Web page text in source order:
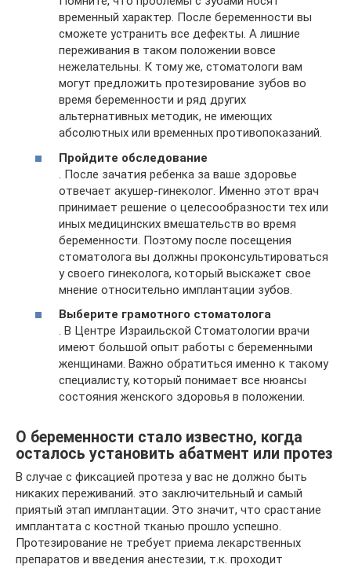
временный характер. После беременности вы
сможете устранить все дефекты. А лишние
переживания в таком положении вовсе
нежелательны. К тому же, стоматологи вам
могут предложить протезирование зубов во
время беременности и ряд других
альтернативных методик, не имеющих
абсолютных или временных противопоказаний.
Пройдите обследование
. После зачатия ребенка за ваше здоровье
отвечает акушер-гинеколог. Именно этот врач
принимает решение о целесообразности тех или
иных медицинских вмешательств во время
беременности. Поэтому после посещения
стоматолога вы должны проконсультироваться
у своего гинеколога, который выскажет свое
мнение относительно имплантации зубов.
Выберите грамотного стоматолога
. В Центре Израильской Стоматологии врачи
имеют большой опыт работы с беременными
женщинами. Важно обратиться именно к такому
специалисту, который понимает все нюансы
состояния женского здоровья в положении.
О беременности стало известно, когда
осталось установить абатмент или протез
В случае с фиксацией протеза у вас не должно быть
никаких переживаний. это заключительный и самый
приятый этап имплантации. Это значит, что срастание
имплантата с костной тканью прошло успешно.
Протезирование не требует приема лекарственных
препаратов и введения анестезии, т.к. проходит